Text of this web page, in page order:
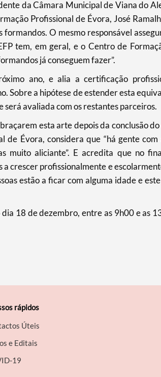
da Câmara Municipal de Viana do
Profissional de Évora, José
O mesmo responsável
tem, em geral, e o Centro de
já conseguem fazer”.
ano, e alia a certificação
Sobre a hipótese de estender esta
será avaliada com os restantes parceiros.
esta arte depois da conclusão do
de Évora, considera que “há gente
muito aliciante”. E acredita que no
crescer profissionalmente e
estão a ficar com alguma idade e
18 de dezembro, entre as 9h00 e as
rápidos
Úteis
e Editais
19